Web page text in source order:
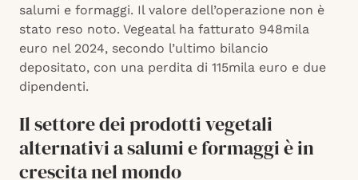
salumi e formaggi. Il valore dell’operazione non è
stato reso noto. Vegeatal ha fatturato 948mila
euro nel 2024, secondo l’ultimo bilancio
depositato, con una perdita di 115mila euro e due
dipendenti.
Il settore dei prodotti vegetali
alternativi a salumi e formaggi è in
crescita nel mondo